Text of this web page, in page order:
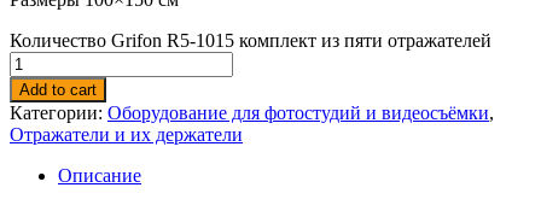
Количество Grifon R5-1015 комплект из пяти отражателей
Add to cart
Категории: Оборудование для фотостудий и видеосъёмки,
Отражатели и их держатели
Описание